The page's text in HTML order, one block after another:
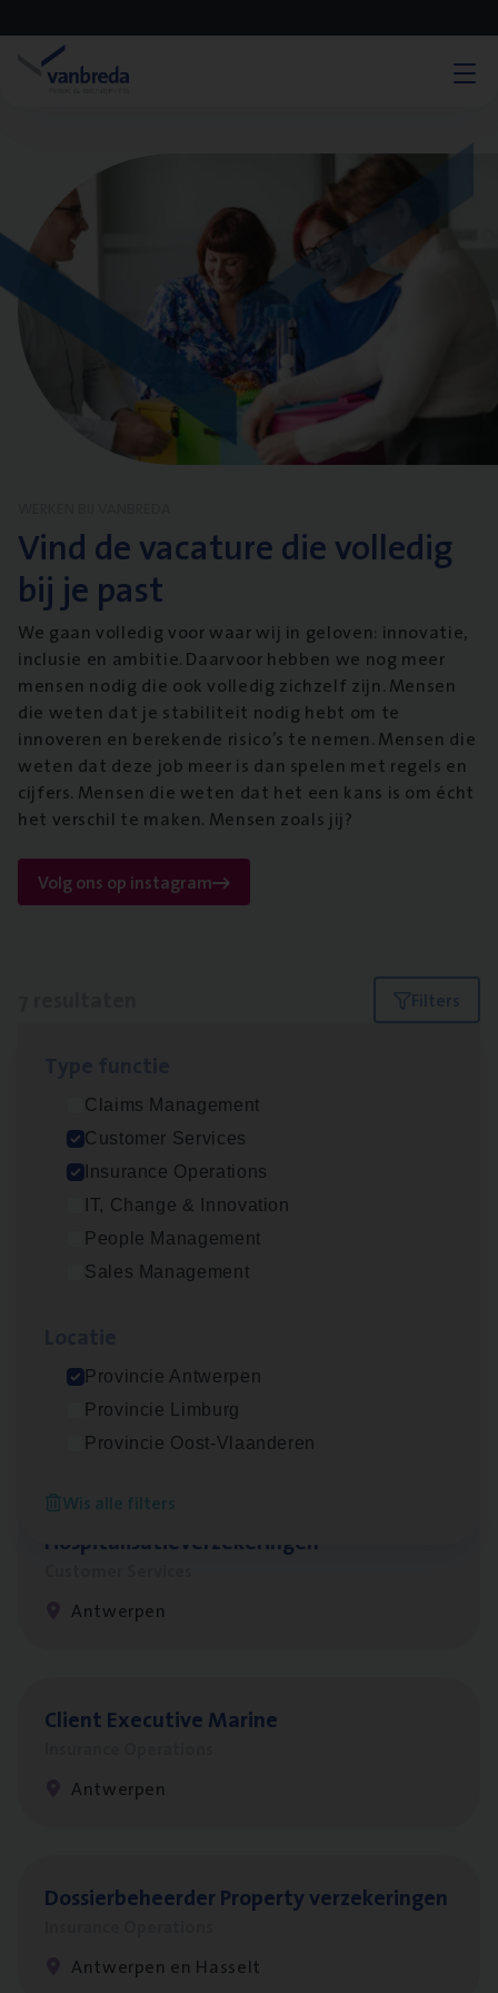
Vind de vacature die volledig
bij je past
We gaan volledig voor waar wij in geloven: innovatie,
inclusie en ambitie. Daarvoor hebben we nog meer
mensen nodig die ook volledig zichzelf zijn. Mensen
die weten dat je stabiliteit nodig hebt om te
innoveren en berekende risico’s te nemen. Mensen die
weten dat deze job meer is dan spelen met regels en
cijfers. Mensen die weten dat het een kans is om écht
het verschil te maken. Mensen zoals jij?
Volg ons op instagram
Filters
Claims Management
Customer Services
Insurance Operations
IT, Change & Innovation
People Management
Sales Management
Provincie Antwerpen
Provincie Limburg
Provincie Oost-Vlaanderen
Wis alle filters
Dos­sier­be­heer­der ver­ze­ke­rin­gen — Soci­al
Pro­fit en Public
Insurance Operations
Antwerpen
Insurance Operations
Beveren
Cus­to­mer Care Expert
Hospitalisatieverzekeringen
Antwerpen
Client Exe­cu­ti­ve Marine
Antwerpen
Dos­sier­be­heer­der Pro­per­ty verzekeringen
Antwerpen en Hasselt